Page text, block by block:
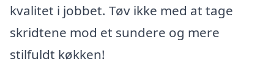
kvalitet i jobbet. Tøv ikke med at tage
skridtene mod et sundere og mere
stilfuldt køkken!